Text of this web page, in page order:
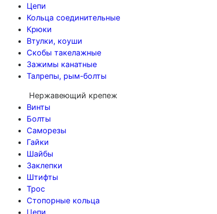
Цепи
Кольца соединительные
Крюки
Втулки, коуши
Скобы такелажные
Зажимы канатные
Талрепы, рым-болты
Нержавеющий крепеж
Винты
Болты
Саморезы
Гайки
Шайбы
Заклепки
Штифты
Трос
Стопорные кольца